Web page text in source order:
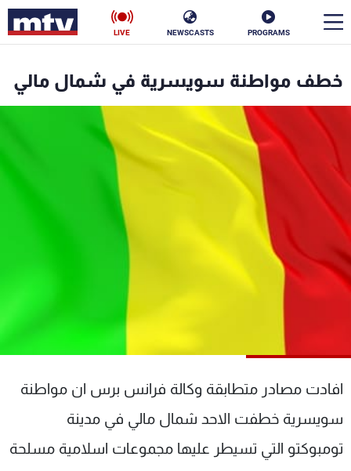
PROGRAMS
NEWSCASTS
LIVE
خطف مواطنة سويسرية في شمال مالي
افادت مصادر متطابقة وكالة فرانس برس ان مواطنة
سويسرية خطفت الاحد شمال مالي في مدينة
تومبوكتو التي تسيطر عليها مجموعات اسلامية مسلحة
سياسة ناس
إقتصاد
منوعات
كأس العالم
جدول البرامج
الترددات
الإنـتـاج
وظائف
تواصل معنا